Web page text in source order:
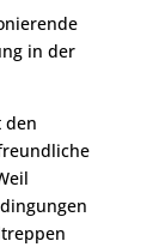
in der
den